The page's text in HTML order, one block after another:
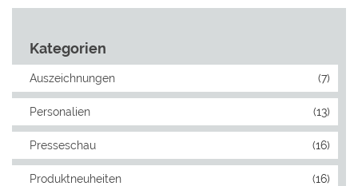
Kategorien
Auszeichnungen (7)
Personalien (13)
Presseschau (16)
Produktneuheiten (16)